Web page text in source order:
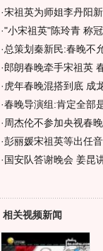
·宋祖英为师姐李丹阳
·"小宋祖英"陈玲青 称
·总策划秦新民:春晚不
·郎朗春晚牵手宋祖英
· 虎年春晚混搭到底 成
·春晚导演组:肯定全部
· 周杰伦不参加央视春
·彭丽媛宋祖英等出任
· 国安队答谢晚会 姜昆
相关视频新闻